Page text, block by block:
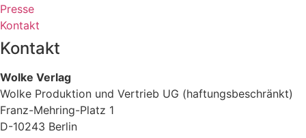
Presse
Kontakt
Kontakt
Wolke Verlag
Wolke Produktion und Vertrieb UG (haftungsbeschränkt)
Franz-Mehring-Platz 1
D-10243 Berlin